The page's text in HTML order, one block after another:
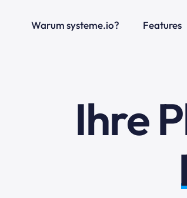
Warum systeme.io? Features
Ihre
E-